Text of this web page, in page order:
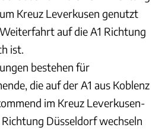
Kreuz Leverkusen genutzt
auf die A1 Richtung
ist.
bestehen für
die auf der A1 aus Koblenz
im Kreuz Leverkusen-
Düsseldorf wechseln